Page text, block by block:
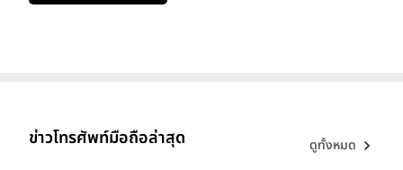
ข่าวโทรศัพท์มือถือล่าสุด ดูทั้งหมด